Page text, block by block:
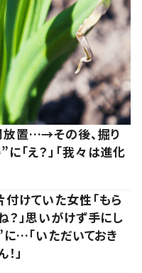
放置…→その後、掘り
「え？」「我々は進化
けていた女性「もら
？」思いがけず手にし
…「いただいておき
」